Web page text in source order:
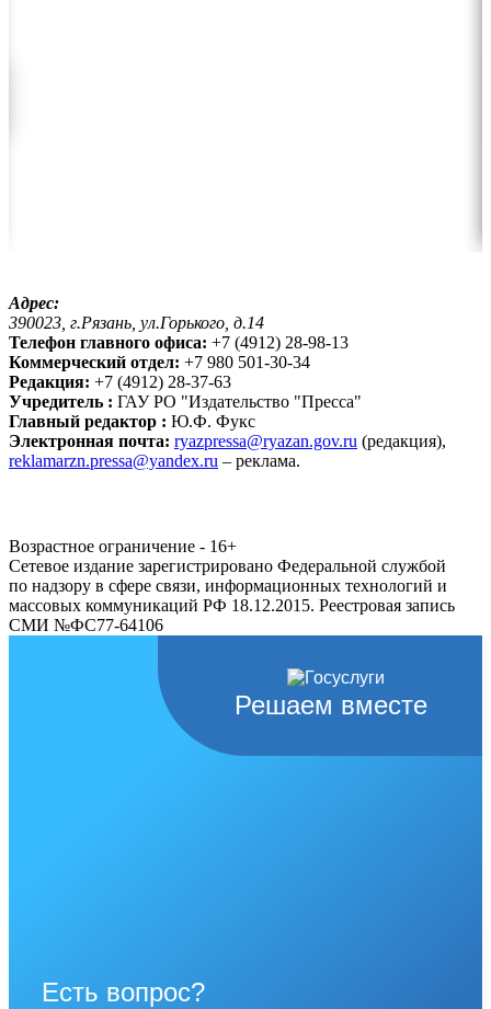
Адрес:
390023, г.Рязань, ул.Горького, д.14
Телефон главного офиса: +7 (4912) 28-98-13
Коммерческий отдел: +7 980 501-30-34
Редакция: +7 (4912) 28-37-63
Учредитель : ГАУ РО "Издательство "Пресса"
Главный редактор : Ю.Ф. Фукс
Электронная почта: ryazpressa@ryazan.gov.ru (редакция),
reklamarzn.pressa@yandex.ru – реклама.
Возрастное ограничение - 16+
Сетевое издание зарегистрировано Федеральной службой
по надзору в сфере связи, информационных технологий и
массовых коммуникаций РФ 18.12.2015. Реестровая запись
СМИ №ФС77-64106
Решаем вместе
Есть вопрос?